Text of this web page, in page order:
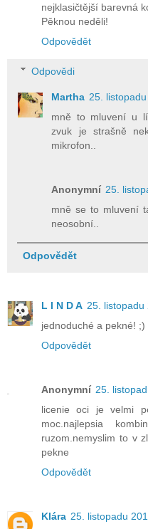
nejklasičtější barevná
Pěknou neděli!
Odpovědět
Odpovědi
Martha 25.
mně to mluvení u
zvuk je strašně
mikrofon..
Anonymní 25.
mně se to mluvení
neosobní..
Odpovědět
L I N D A 25. listopadu
jednoduché a pekné! ;)
Odpovědět
Anonymní 25.
licenie oci je velmi
moc.najlepsia
ruzom.nemyslim to v
pekne
Odpovědět
Klára 25. listopadu